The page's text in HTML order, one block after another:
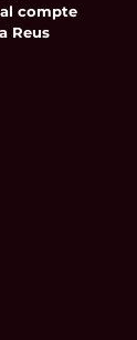
compte
Reus